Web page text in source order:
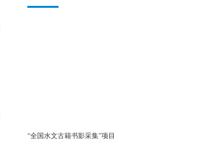
“全国水文古籍书影采集”项目